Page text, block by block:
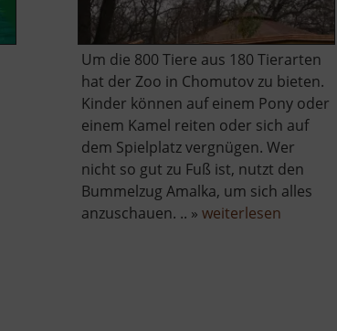
Um die 800 Tiere aus 180 Tierarten
hat der Zoo in Chomutov zu bieten.
Kinder können auf einem Pony oder
einem Kamel reiten oder sich auf
dem Spielplatz vergnügen. Wer
nicht so gut zu Fuß ist, nutzt den
Bummelzug Amalka, um sich alles
anzuschauen. .. »weiterlesen